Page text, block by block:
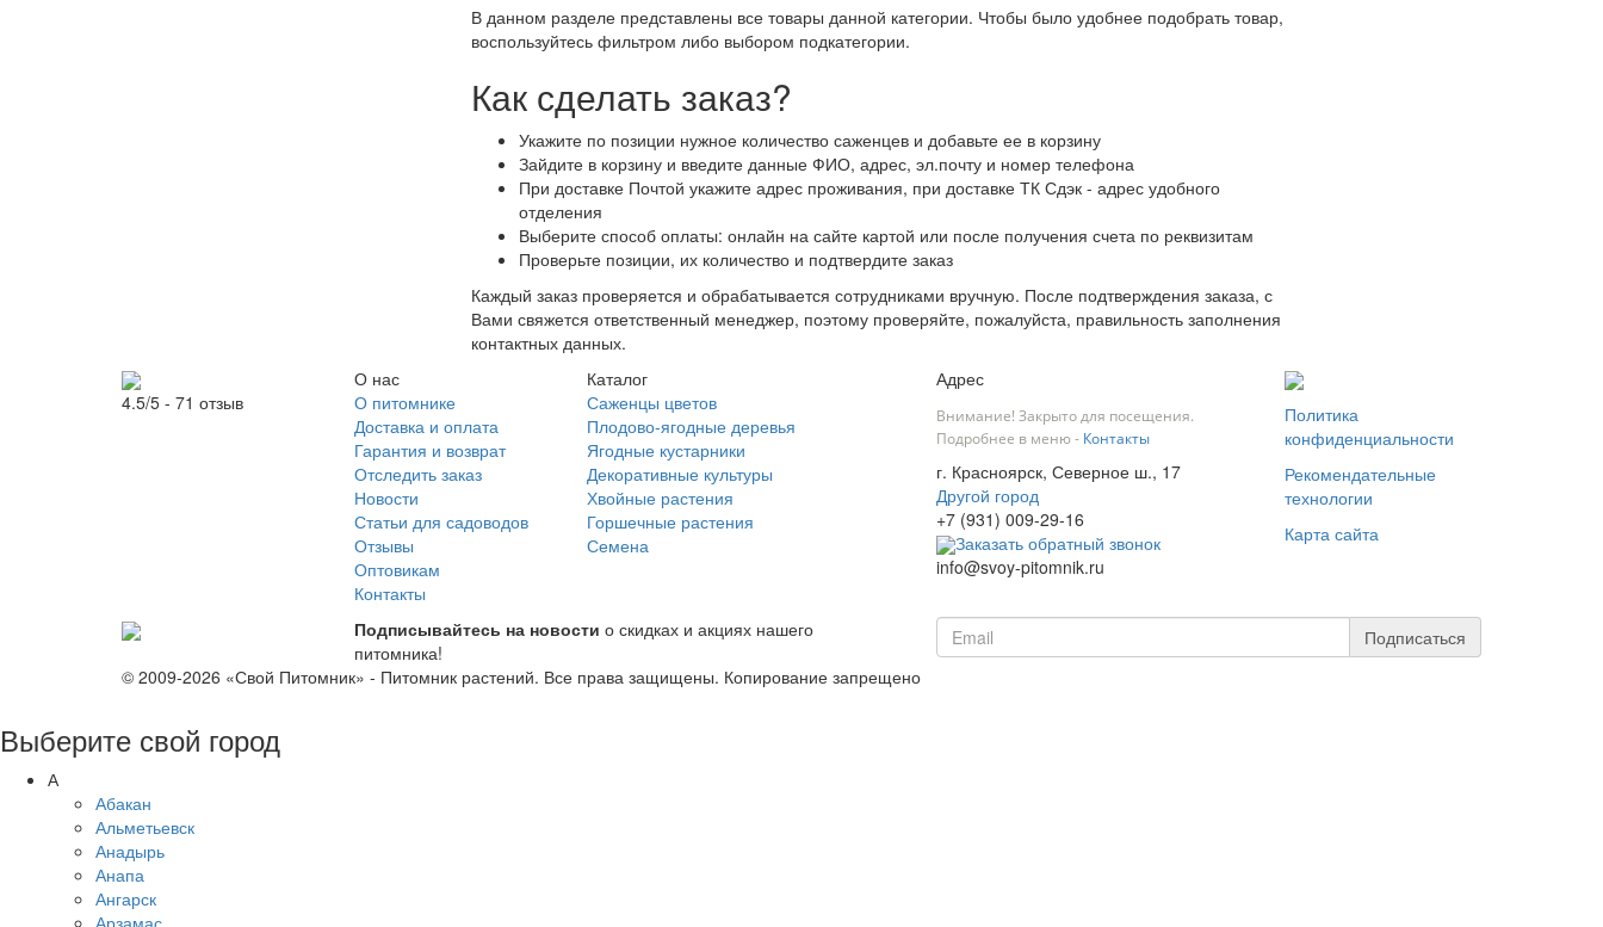
В данном разделе представлены все товары данной категории. Чтобы было удобнее подобрать товар,
воспользуйтесь фильтром либо выбором подкатегории.
Как сделать заказ?
Укажите по позиции нужное количество саженцев и добавьте ее в корзину
Зайдите в корзину и введите данные ФИО, адрес, эл.почту и номер телефона
При доставке Почтой укажите адрес проживания, при доставке ТК Сдэк - адрес удобного
отделения
Выберите способ оплаты: онлайн на сайте картой или после получения счета по реквизитам
Проверьте позиции, их количество и подтвердите заказ
Каждый заказ проверяется и обрабатывается сотрудниками вручную. После подтверждения заказа, с
Вами свяжется ответственный менеджер, поэтому проверяйте, пожалуйста, правильность заполнения
контактных данных.
4.5/5 - 71 отзыв
О нас
О питомнике
Доставка и оплата
Гарантия и возврат
Отследить заказ
Новости
Статьи для садоводов
Отзывы
Оптовикам
Контакты
Каталог
Саженцы цветов
Плодово-ягодные деревья
Ягодные кустарники
Декоративные культуры
Хвойные растения
Горшечные растения
Семена
Адрес
Внимание! Закрыто для посещения.
Подробнее в меню - Контакты
г. Красноярск, Северное ш., 17
Другой город
+7 (931) 009-29-16
Заказать обратный звонок
info@svoy-pitomnik.ru
Политика
конфиденциальности
Рекомендательные
технологии
Карта сайта
Подписывайтесь на новости о скидках и акциях нашего
питомника!
Подписаться
© 2009-2026 «Свой Питомник» - Питомник растений. Все права защищены. Копирование запрещено
Выберите свой город
А
Абакан
Альметьевск
Анадырь
Анапа
Ангарск
Арзамас